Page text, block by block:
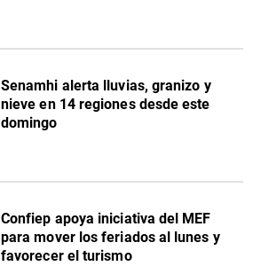
Senamhi alerta lluvias, granizo y
nieve en 14 regiones desde este
domingo
Confiep apoya iniciativa del MEF
para mover los feriados al lunes y
favorecer el turismo